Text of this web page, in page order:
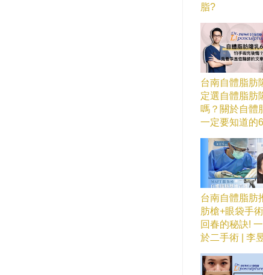
脂?
台南自體脂肪
定選自體脂肪
嗎？關於自體
一定要知道的
台南自體脂肪
肪槍+眼袋手
回春的秘訣!
於二手術 | 李